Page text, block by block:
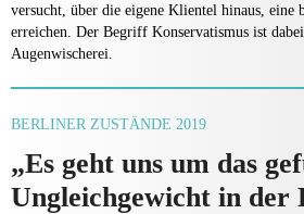
versucht, über die eigene Klientel hinaus, eine
erreichen. Der Begriff Konservatismus ist
Augenwischerei.
BERLINER ZUSTÄNDE 2019
„Es geht uns um das
Ungleichgewicht in der